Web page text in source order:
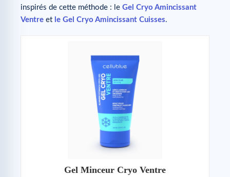
inspirés de cette méthode : le Gel Cryo Amincissant
Ventre et le Gel Cryo Amincissant Cuisses.
Gel Minceur Cryo Ventre